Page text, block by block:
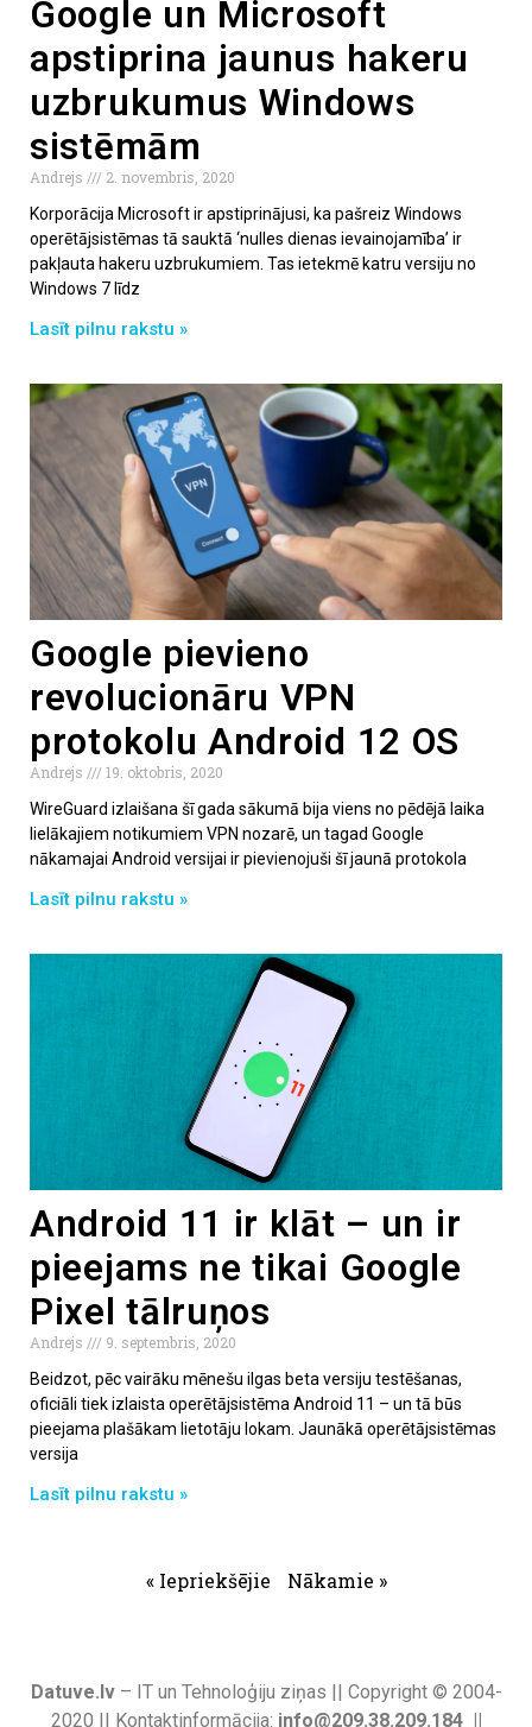
Google un Microsoft
apstiprina jaunus hakeru
uzbrukumus Windows
sistēmām
Andrejs
2. novembris, 2020
Korporācija Microsoft ir apstiprinājusi, ka pašreiz Windows
operētājsistēmas tā sauktā ‘nulles dienas ievainojamība’ ir
pakļauta hakeru uzbrukumiem. Tas ietekmē katru versiju no
Windows 7 līdz
Lasīt pilnu rakstu »
Google pievieno
revolucionāru VPN
protokolu Android 12 OS
Andrejs
19. oktobris, 2020
WireGuard izlaišana šī gada sākumā bija viens no pēdējā laika
lielākajiem notikumiem VPN nozarē, un tagad Google
nākamajai Android versijai ir pievienojuši šī jaunā protokola
Lasīt pilnu rakstu »
Android 11 ir klāt – un ir
pieejams ne tikai Google
Pixel tālruņos
Andrejs
9. septembris, 2020
Beidzot, pēc vairāku mēnešu ilgas beta versiju testēšanas,
oficiāli tiek izlaista operētājsistēma Android 11 – un tā būs
pieejama plašākam lietotāju lokam. Jaunākā operētājsistēmas
versija
Lasīt pilnu rakstu »
« Iepriekšējie Nākamie »
Datuve.lv– IT un Tehnoloģiju ziņas || Copyright © 2004-
2020 || Kontaktinformācija: info@209.38.209.184 ||